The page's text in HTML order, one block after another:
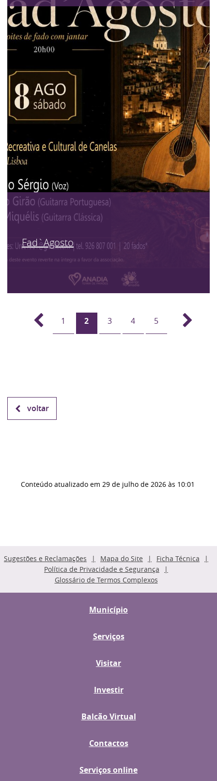
Fad`Agosto
1 2 3 4 5
voltar
Conteúdo atualizado em 29 de julho de 2026 às 10:01
Sugestões e Reclamações Mapa do Site
Ficha Técnica
Política de Privacidade e Segurança
Glossário de Termos Complexos
Município
Serviços
Visitar
Investir
Balcão Virtual
Contactos
Serviços online